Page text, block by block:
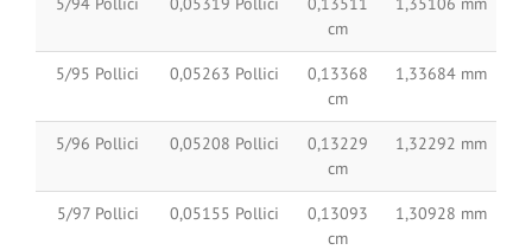
cm
5/95 Pollici 0,05263 Pollici
0,13368
cm
1,33684 mm
5/96 Pollici 0,05208 Pollici
0,13229
cm
1,32292 mm
5/97 Pollici 0,05155 Pollici
0,13093
cm
1,30928 mm